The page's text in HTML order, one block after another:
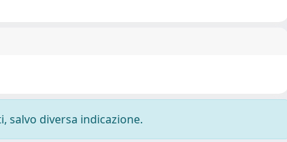
salvo diversa indicazione.